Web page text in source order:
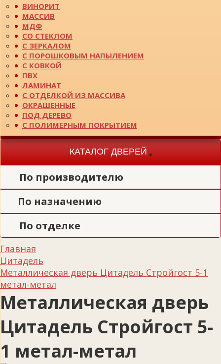
ВИНОРИТ
МАССИВ
МДФ
СО СТЕКЛОМ
С ЗЕРКАЛОМ
С ПОРОШКОВЫМ НАПЫЛЕНИЕМ
С КОВКОЙ
ПВХ
ЛАМИНАТ
С ОТДЕЛКОЙ ИЗ МАССИВА
ОКРАШЕННЫЕ
ПОД ДЕРЕВО
С ПОЛИМЕРНЫМ ПОКРЫТИЕМ
КАТАЛОГ ДВЕРЕЙ
Toggle
navigation
По производителю
По назначению
По отделке
Главная
Цитадель
Металлическая дверь Цитадель Стройгост 5-1
метал-метал
Металлическая дверь
Цитадель Стройгост 5-
1 метал-метал